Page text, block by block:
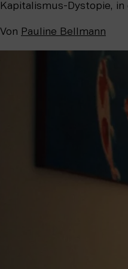
Kapitalismus-Dystopie,
Von Pauline Bellmann